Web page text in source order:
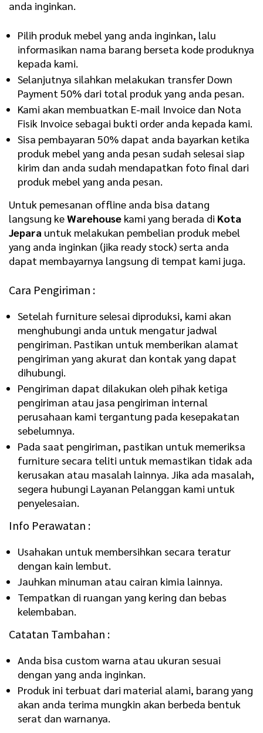
anda inginkan.
Pilih produk mebel yang anda inginkan, lalu
informasikan nama barang berseta kode produknya
kepada kami.
Selanjutnya silahkan melakukan transfer Down
Payment 50% dari total produk yang anda pesan.
Kami akan membuatkan E-mail Invoice dan Nota
Fisik Invoice sebagai bukti order anda kepada kami.
Sisa pembayaran 50% dapat anda bayarkan ketika
produk mebel yang anda pesan sudah selesai siap
kirim dan anda sudah mendapatkan foto final dari
produk mebel yang anda pesan.
Untuk pemesanan offline anda bisa datang
langsung keWarehouse kami yang berada di Kota
Jepara untuk melakukan pembelian produk mebel
yang anda inginkan (jika ready stock) serta anda
dapat membayarnya langsung di tempat kami juga.
Cara Pengiriman :
Setelah furniture selesai diproduksi, kami akan
menghubungi anda untuk mengatur jadwal
pengiriman. Pastikan untuk memberikan alamat
pengiriman yang akurat dan kontak yang dapat
dihubungi.
Pengiriman dapat dilakukan oleh pihak ketiga
pengiriman atau jasa pengiriman internal
perusahaan kami tergantung pada kesepakatan
sebelumnya.
Pada saat pengiriman, pastikan untuk memeriksa
furniture secara teliti untuk memastikan tidak ada
kerusakan atau masalah lainnya. Jika ada masalah,
segera hubungi Layanan Pelanggan kami untuk
penyelesaian.
Info Perawatan :
Usahakan untuk membersihkan secara teratur
dengan kain lembut.
Jauhkan minuman atau cairan kimia lainnya.
Tempatkan di ruangan yang kering dan bebas
kelembaban.
Catatan Tambahan :
Anda bisa custom warna atau ukuran sesuai
dengan yang anda inginkan.
Produk ini terbuat dari material alami, barang yang
akan anda terima mungkin akan berbeda bentuk
serat dan warnanya.